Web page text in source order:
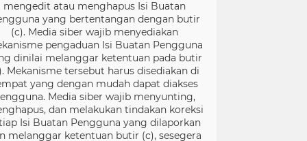
mengedit atau menghapus Isi Buatan
yang bertentangan dengan butir
(c). Media siber wajib menyediakan
pengaduan Isi Buatan Pengguna
dinilai melanggar ketentuan pada butir
Mekanisme tersebut harus disediakan di
yang dengan mudah dapat diakses
Media siber wajib menyunting,
dan melakukan tindakan koreksi
Isi Buatan Pengguna yang dilaporkan
melanggar ketentuan butir (c), sesegera